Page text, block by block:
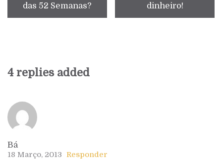
das 52 Semanas?
dinheiro!
4 replies added
Bá
18 Março, 2013 Responder